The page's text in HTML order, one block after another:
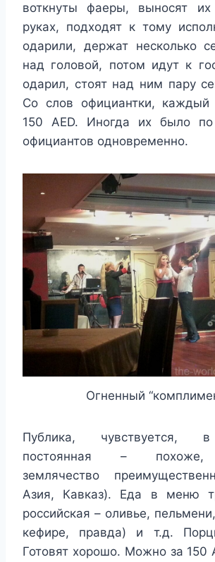
воткнуты фаеры, выносят
руках, подходят к тому
одарили, держат несколько
над головой, потом идут к
одарил, стоят над ним пару
Со слов официантки, каждый
150 AED. Иногда их было
официантов одновременно.
Огненный
Публика, чувствуется,
постоянная – похоже,
землячество
Азия, Кавказ). Еда в меню
российская – оливье,
кефире, правда) и т.д.
Готовят хорошо. Можно за 150